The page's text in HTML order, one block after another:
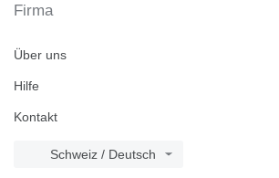
Firma
Über uns
Hilfe
Kontakt
Schweiz / Deutsch